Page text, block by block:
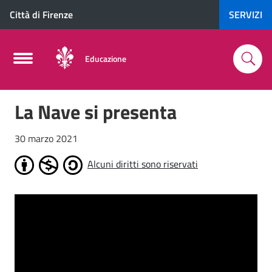
Città di Firenze SERVIZI
Educazione
La Nave si presenta
30 marzo 2021
Alcuni diritti sono riservati